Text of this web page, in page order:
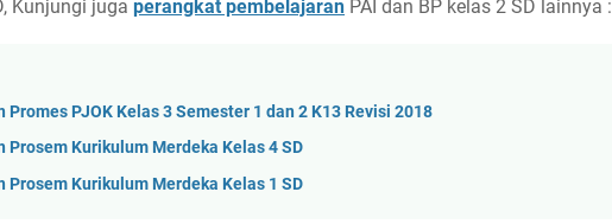
Kunjungi juga perangkat pembelajaran PAI dan BP kelas 2 SD lainnya :
Promes PJOK Kelas 3 Semester 1 dan 2 K13 Revisi 2018
Prosem Kurikulum Merdeka Kelas 4 SD
Prosem Kurikulum Merdeka Kelas 1 SD